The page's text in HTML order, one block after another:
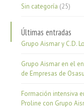
Sin categoría (25)
Últimas entradas
Grupo Aismar y C.D.
Grupo Aismar en el
de Empresas de
Formación intensiva
Proline con Grupo